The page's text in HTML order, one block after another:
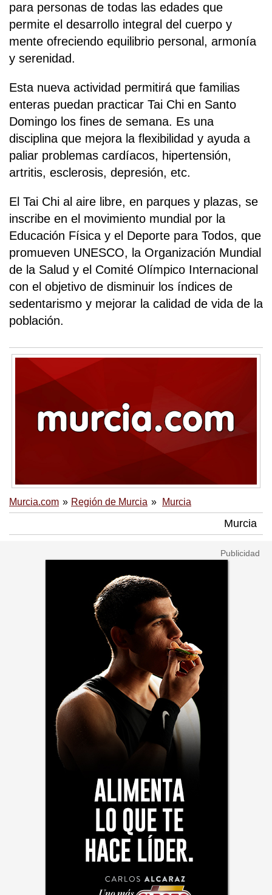
para personas de todas las edades que
permite el desarrollo integral del cuerpo y
mente ofreciendo equilibrio personal, armonía
y serenidad.
Esta nueva actividad permitirá que familias
enteras puedan practicar Tai Chi en Santo
Domingo los fines de semana. Es una
disciplina que mejora la flexibilidad y ayuda a
paliar problemas cardíacos, hipertensión,
artritis, esclerosis, depresión, etc.
El Tai Chi al aire libre, en parques y plazas, se
inscribe en el movimiento mundial por la
Educación Física y el Deporte para Todos, que
promueven UNESCO, la Organización Mundial
de la Salud y el Comité Olímpico Internacional
con el objetivo de disminuir los índices de
sedentarismo y mejorar la calidad de vida de la
población.
Murcia.com Región de Murcia Murcia
Murcia